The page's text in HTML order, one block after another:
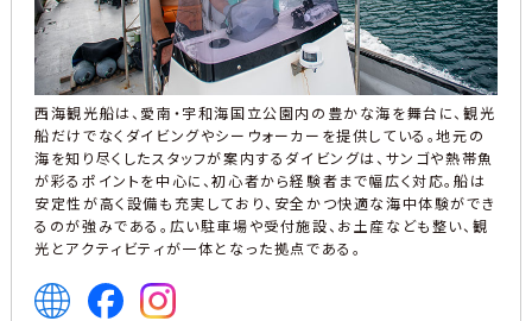
西海観光船は、愛南・宇和海国立公園内の豊かな海を舞台に、観光
船だけでなくダイビングやシーウォーカーを提供している。地元の
海を知り尽くしたスタッフが案内するダイビングは、サンゴや熱帯魚
が彩るポイントを中心に、初心者から経験者まで幅広く対応。船は
安定性が高く設備も充実しており、安全かつ快適な海中体験ができ
るのが強みである。広い駐車場や受付施設、お土産なども整い、観
光とアクティビティが一体となった拠点である。